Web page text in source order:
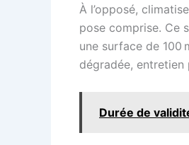
À l’opposé,
pose comprise. Ce
une surface de 100
dégradée, entretien
Durée de